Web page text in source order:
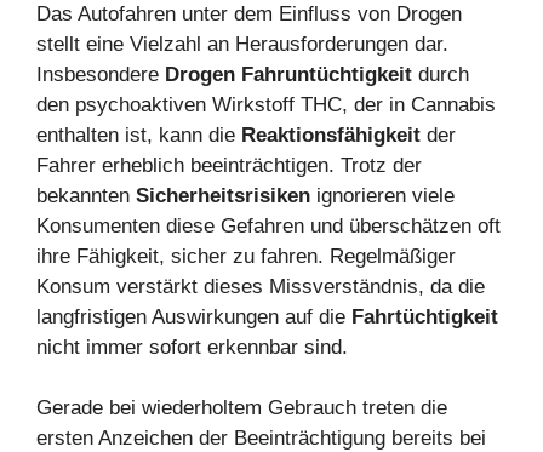
Das Autofahren unter dem Einfluss von Drogen
stellt eine Vielzahl an Herausforderungen dar.
Insbesondere Drogen Fahruntüchtigkeit durch
den psychoaktiven Wirkstoff THC, der in Cannabis
enthalten ist, kann die Reaktionsfähigkeit der
Fahrer erheblich beeinträchtigen. Trotz der
bekannten Sicherheitsrisiken ignorieren viele
Konsumenten diese Gefahren und überschätzen oft
ihre Fähigkeit, sicher zu fahren. Regelmäßiger
Konsum verstärkt dieses Missverständnis, da die
langfristigen Auswirkungen auf die Fahrtüchtigkeit
nicht immer sofort erkennbar sind.
Gerade bei wiederholtem Gebrauch treten die
ersten Anzeichen der Beeinträchtigung bereits bei